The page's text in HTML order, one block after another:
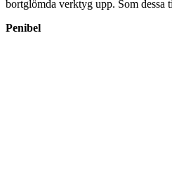
bortglömda verktyg upp. Som dessa
Penibel